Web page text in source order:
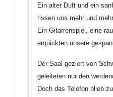
Ein alter Duft und ein
rissen uns mehr und
Ein Gitarrenspiel, eine
erquickten unsere
Der Saal geziert von
geleiteten nur den
Doch das Telefon blieb